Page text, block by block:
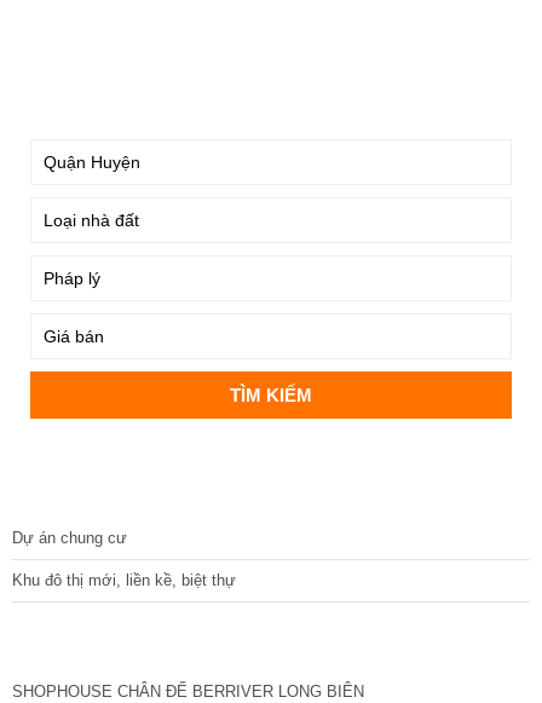
Dự án chung cư
Khu đô thị mới, liền kề, biệt thự
SHOPHOUSE CHÂN ĐẾ BERRIVER LONG BIÊN